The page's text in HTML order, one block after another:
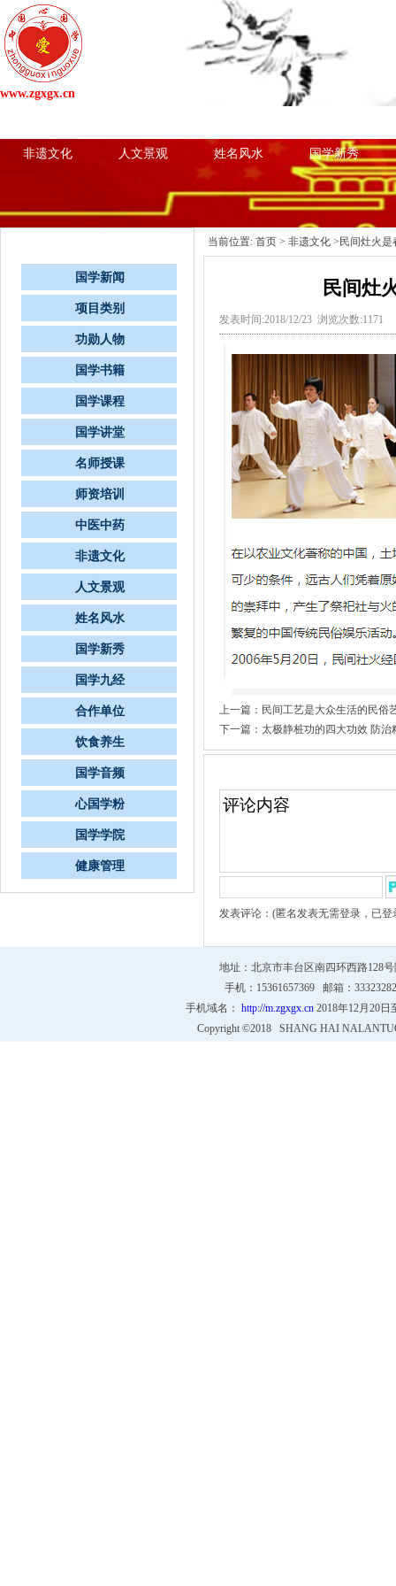
非遗文化 人文景观 姓名风水 国学新秀
www.zgxgx.cn
国学新闻
项目类别
功勋人物
国学书籍
国学课程
国学讲堂
名师授课
师资培训
中医中药
非遗文化
人文景观
姓名风水
国学新秀
国学九经
合作单位
饮食养生
国学音频
心国学粉
国学学院
健康管理
当前位置: 首页 > 非遗文化 >民间灶火是
民间灶
发表时间:2018/12/23 浏览次数:1171
上一篇： 民间工艺是大众生活的民俗
下一篇： 太极静桩功的四大功效 防治
发表评论：(匿名发表无需登录，已
地址：北京市丰台区南四环西路128
手机：15361657369 邮箱：
手机域名： http://m.zgxgx.cn 2018年12月20
Copyright ©2018 SHANG HAI